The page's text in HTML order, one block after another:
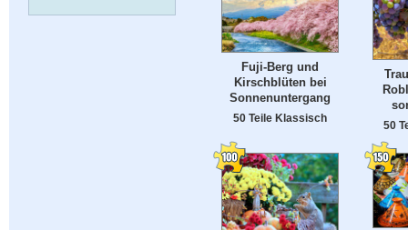
Fuji-Berg und
Kirschblüten bei
Sonnenuntergang
50 Teile Klassisch
50